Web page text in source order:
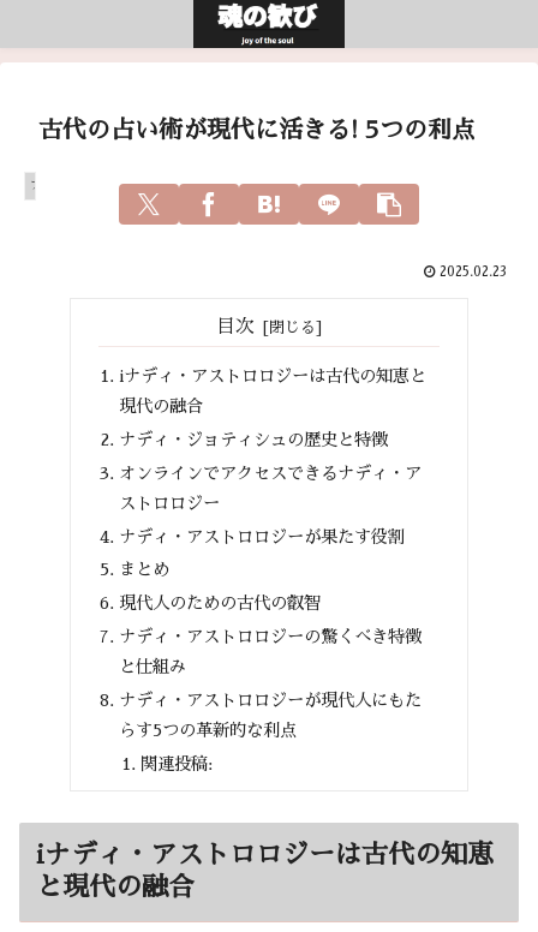
古代の占い術が現代に活きる! 5つの利点
アガスティアの葉
2025.02.23
目次
iナディ・アストロロジーは古代の知恵と
現代の融合
ナディ・ジョティシュの歴史と特徴
オンラインでアクセスできるナディ・ア
ストロロジー
ナディ・アストロロジーが果たす役割
まとめ
現代人のための古代の叡智
ナディ・アストロロジーの驚くべき特徴
と仕組み
ナディ・アストロロジーが現代人にもた
らす5つの革新的な利点
関連投稿:
iナディ・アストロロジーは古代の知恵
と現代の融合